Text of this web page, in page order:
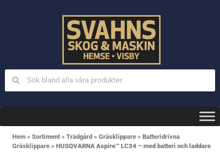
Hem » Sortiment » Trädgård » Gräsklippare » Batteridrivna
Gräsklippare » HUSQVARNA Aspire™ LC34 – med batteri och laddare